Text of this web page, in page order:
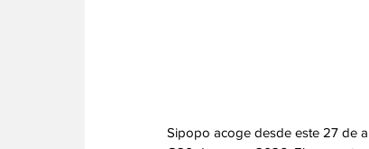
Sipopo acoge desde este 27 de